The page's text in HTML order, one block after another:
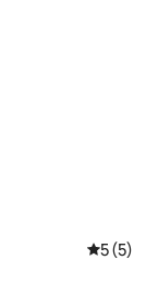
レビュー
5 (5)